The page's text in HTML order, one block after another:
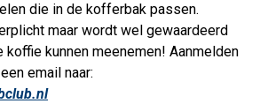
die in de kofferbak passen.
maar wordt wel gewaardeerd
kunnen meenemen! Aanmelden
email naar: